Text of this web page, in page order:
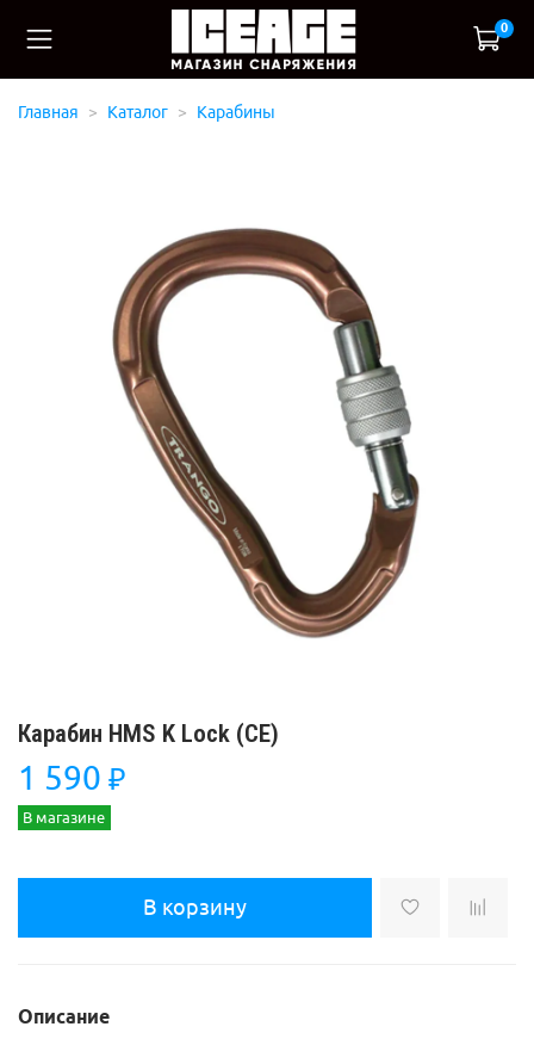
0
Главная Каталог Карабины
Карабин HMS K Lock (СЕ)
1 590 ₽
В магазине
В корзину
Описание